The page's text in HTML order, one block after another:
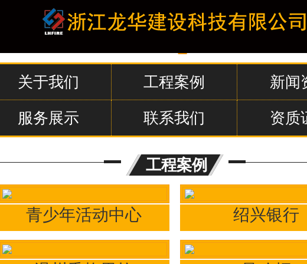
关于我们 工程案例 新闻
服务展示 联系我们 资质
工程案例
青少年活动中心 绍兴银行